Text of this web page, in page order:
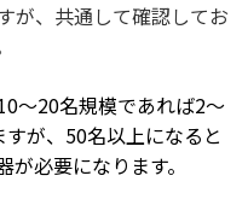
が、共通して確認してお
〜20名規模であれば2〜
が、50名以上になると
必要になります。